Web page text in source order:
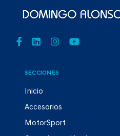
SECCIONES
Inicio
Accesorios
MotorSport